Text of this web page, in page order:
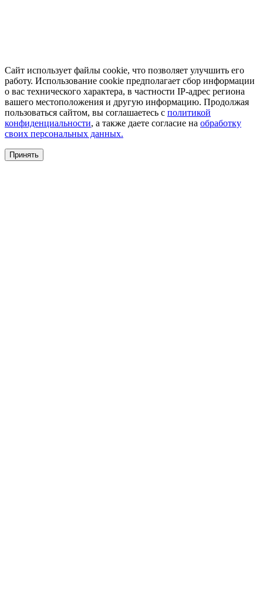
Сайт использует файлы cookie, что позволяет улучшить его
работу. Использование cookie предполагает сбор информации
о вас технического характера, в частности IP-адрес региона
вашего местоположения и другую информацию. Продолжая
пользоваться сайтом, вы соглашаетесь с политикой
конфиденциальности, а также даете согласие на обработку
своих персональных данных.
Принять